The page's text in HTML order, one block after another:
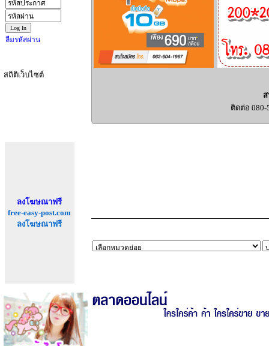
ลืมรหัสผ่าน
สถิติเว็บไซต์
ลงโฆษณาฟรี
free-easy-post.com
ลงโฆษณาฟรี
ติดต่อ 080-